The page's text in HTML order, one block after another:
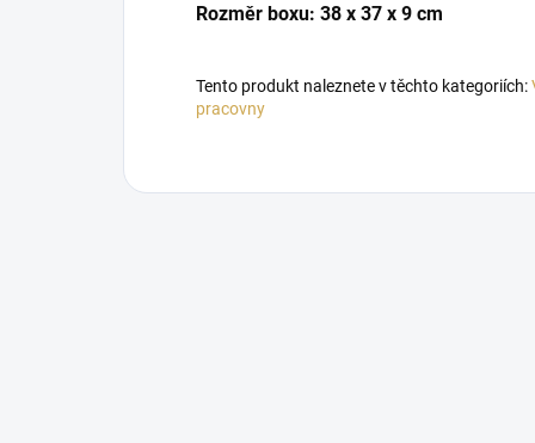
Rozměr boxu: 38 x 37 x 9 cm
Tento produkt naleznete v těchto kategoriích:
pracovny